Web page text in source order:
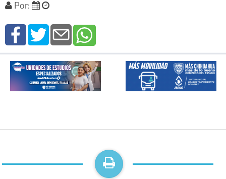
Deportes
Extra +
Por: